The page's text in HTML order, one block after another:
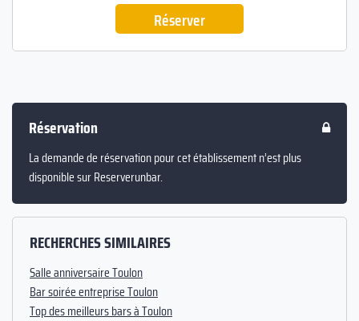
Réserver
Réservation
La demande de réservation pour cet établissement n’est plus
disponible sur Reserverunbar.
RECHERCHES SIMILAIRES
Salle anniversaire Toulon
Bar soirée entreprise Toulon
Top des meilleurs bars à Toulon